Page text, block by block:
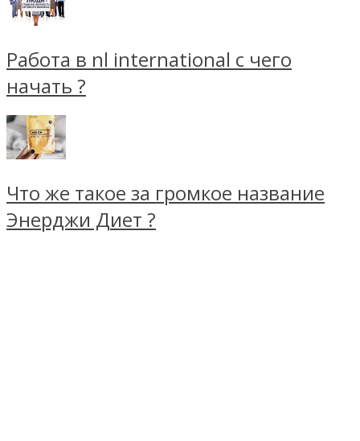
Работа в nl international с чего
начать ?
Что же такое за громкое название
Энерджи Диет ?